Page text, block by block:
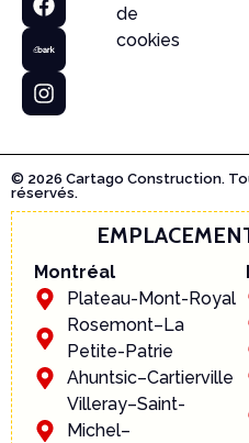
de
cookies
© 2026 Cartago Construction.
réservés.
Montréal
Plateau-Mont-Royal
Rosemont–La
Petite-Patrie
Ahuntsic–Cartierville
Villeray–Saint-
Michel–